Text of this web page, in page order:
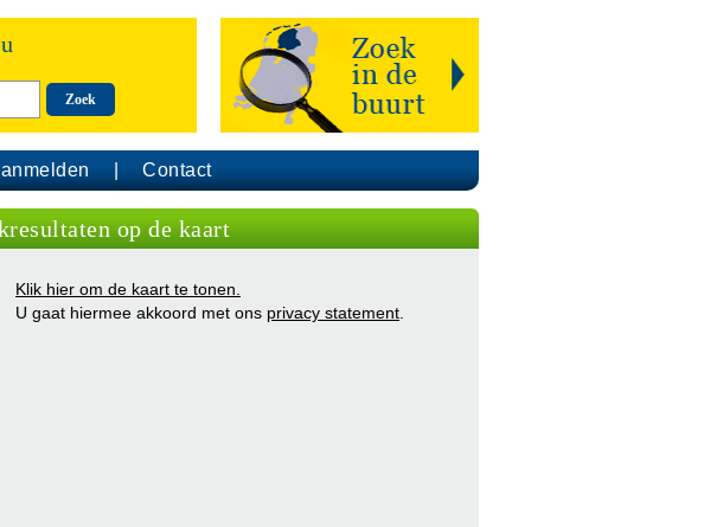
Zoek
Contact
op de kaart
Klik hier om de kaart te tonen.
U gaat hiermee akkoord met ons privacy statement